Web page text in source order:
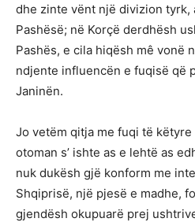
dhe zinte vënt një divizion tyrk,
Pashësë; në Korçë derdhësh
Pashës, e cila hiqësh mê vonë
ndjente influencën e fuqisë që
Janinën.
Jo vetëm qitja me fuqi të
otoman s’ ishte as e lehtë as
nuk dukësh gjë konform me
Shqiprisë, një pjesë e madhe,
gjendësh okupuarë prej